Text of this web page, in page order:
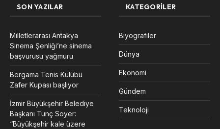
SON YAZILAR
Milletlerarası Antakya
Sinema Şenliği’ne sinema
başvurusu yağmuru
Bergama Tenis Kulübü
Zafer Kupası başlıyor
İzmir Büyükşehir Belediye
Başkanı Tunç Soyer:
“Büyükşehir kale üzere
KATEGORILER
Biyografiler
Dünya
Ekonomi
Gündem
Teknoloji